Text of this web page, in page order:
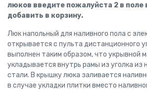
люков введите пожалуйста 2 в
добавить в корзину.
Люк напольный для наливного пола с
открывается с пульта дистанционного
выполнен таким образом, что укрывной
укладывается внутрь рамы из уголка
стали. В крышку люка заливается
в случае укладки плитки вместо